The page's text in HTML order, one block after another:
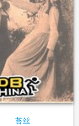
苔丝